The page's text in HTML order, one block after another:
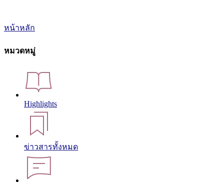
หน้าหลัก
หมวดหมู่
Highlights
ข่าวสารทั้งหมด